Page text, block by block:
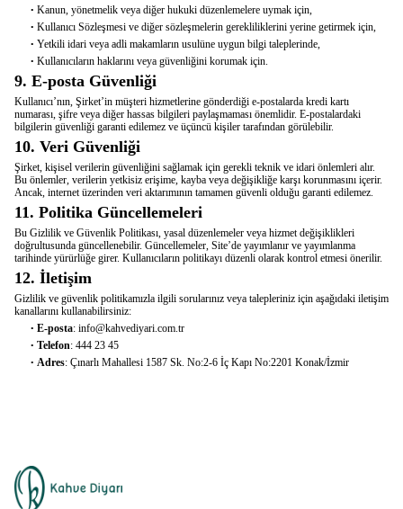
• Kanun, yönetmelik veya diğer hukuki düzenlemelere uymak için,
• Kullanıcı Sözleşmesi ve diğer sözleşmelerin gerekliliklerini yerine getirmek için,
• Yetkili idari veya adli makamların usulüne uygun bilgi taleplerinde,
• Kullanıcıların haklarını veya güvenliğini korumak için.
9. E-posta Güvenliği
Kullanıcı’nın, Şirket’in müşteri hizmetlerine gönderdiği e-postalarda kredi kartı
numarası, şifre veya diğer hassas bilgileri paylaşmaması önemlidir. E-postalardaki
bilgilerin güvenliği garanti edilemez ve üçüncü kişiler tarafından görülebilir.
10. Veri Güvenliği
Şirket, kişisel verilerin güvenliğini sağlamak için gerekli teknik ve idari önlemleri alır.
Bu önlemler, verilerin yetkisiz erişime, kayba veya değişikliğe karşı korunmasını içerir.
Ancak, internet üzerinden veri aktarımının tamamen güvenli olduğu garanti edilemez.
11. Politika Güncellemeleri
Bu Gizlilik ve Güvenlik Politikası, yasal düzenlemeler veya hizmet değişiklikleri
doğrultusunda güncellenebilir. Güncellemeler, Site’de yayımlanır ve yayımlanma
tarihinde yürürlüğe girer. Kullanıcıların politikayı düzenli olarak kontrol etmesi önerilir.
12. İletişim
Gizlilik ve güvenlik politikamızla ilgili sorularınız veya talepleriniz için aşağıdaki iletişim
kanallarını kullanabilirsiniz:
• E-posta: info@kahvediyari.com.tr
• Telefon: 444 23 45
• Adres: Çınarlı Mahallesi 1587 Sk. No:2-6 İç Kapı No:2201 Konak/İzmir